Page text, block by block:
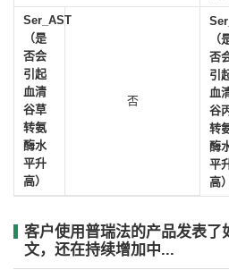
Ser_AST
（是
否会
引起
血清
谷草
转氨
酶水
平升
高）
否
（
否
引
血
谷
转
酶
平
高）
客户使用普瑞法的产品发表了
文，还在持续增加中...